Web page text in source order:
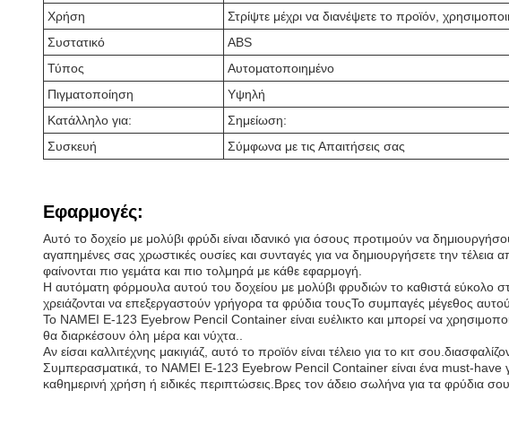
Χρήση
Στρίψτε μέχρι να διανέψετε το προϊόν,
Συστατικό
ABS
Τύπος
Αυτοματοποιημένο
Πιγματοποίηση
Υψηλή
Κατάλληλο για:
Σημείωση:
Συσκευή
Σύμφωνα με τις Απαιτήσεις σας
Εφαρμογές:
Αυτό το δοχείο με μολύβι φρύδι είναι ιδανικό για όσους προτιμούν να
αγαπημένες σας χρωστικές ουσίες και συνταγές για να δημιουργήσετε την
φαίνονται πιο γεμάτα και πιο τολμηρά με κάθε εφαρμογή.
Η αυτόματη φόρμουλα αυτού του δοχείου με μολύβι φρυδιών το καθιστά εύκολο
χρειάζονται να επεξεργαστούν γρήγορα τα φρύδια τουςΤο συμπαγές μέγεθος
Το NAMEI E-123 Eyebrow Pencil Container είναι ευέλικτο και μπορεί να
θα διαρκέσουν όλη μέρα και νύχτα..
Αν είσαι καλλιτέχνης μακιγιάζ, αυτό το προϊόν είναι τέλειο για το κιτ
Συμπερασματικά, το NAMEI E-123 Eyebrow Pencil Container είναι ένα must-have για
καθημερινή χρήση ή ειδικές περιπτώσεις.Βρες τον άδειο σωλήνα για τα φρύδια